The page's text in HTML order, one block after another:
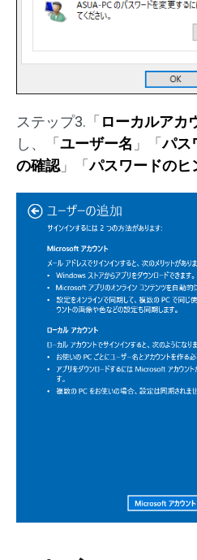
ステップ3.「 ローカルアカ
し、「 ユーザー名 」「パス
の確認」「パスワードのヒ